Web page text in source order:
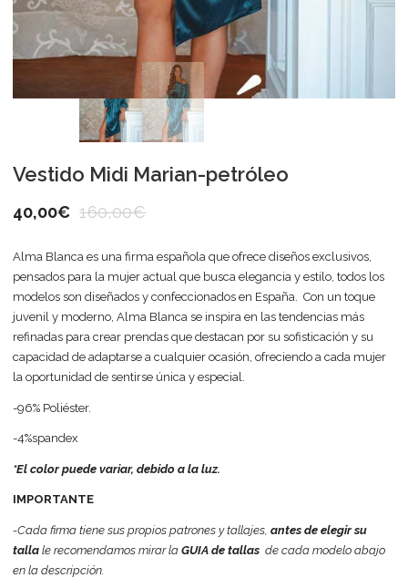
Vestido Midi Marian-petróleo
40,00€ 160,00€
Alma Blanca es una firma española que ofrece diseños exclusivos,
pensados para la mujer actual que busca elegancia y estilo, todos los
modelos son diseñados y confeccionados en España. Con un toque
juvenil y moderno, Alma Blanca se inspira en las tendencias más
refinadas para crear prendas que destacan por su sofisticación y su
capacidad de adaptarse a cualquier ocasión, ofreciendo a cada mujer
la oportunidad de sentirse única y especial.
-96% Poliéster.
-4%spandex
*El color puede variar, debido a la luz.
IMPORTANTE
-Cada firma tiene sus propios patrones y tallajes,antes de elegir su
talla le recomendamos mirar laGUIA de tallas de cada modelo abajo
en la descripción.